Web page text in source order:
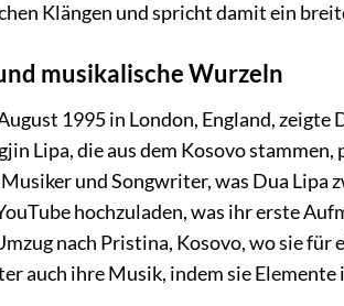
Klängen und spricht damit ein
musikalische Wurzeln
1995 in London, England,
Lipa, die aus dem Kosovo
und Songwriter, was Dua Lipa
hochzuladen, was ihr erste
nach Pristina, Kosovo, wo sie
auch ihre Musik, indem sie